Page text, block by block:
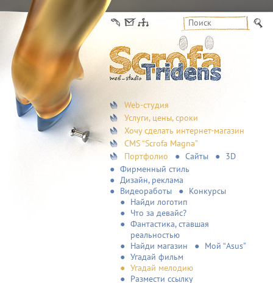
Web-студия
Услуги, цены, сроки
Хочу сделать интернет-магазин
CMS “Scrofa Magna”
Портфолио
Сайты
3D
Фирменный стиль
Дизайн, реклама
Видеоработы
Конкурсы
Найди логотип
Что за девайс?
Фантастика, ставшая
реальностью
Найди магазин
Мой “Asus”
Угадай фильм
Угадай мелодию
Размести ссылку